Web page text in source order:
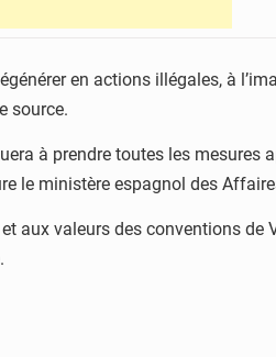
en actions illégales, à
source.
à prendre toutes les mesures
le ministère espagnol des
aux valeurs des conventions